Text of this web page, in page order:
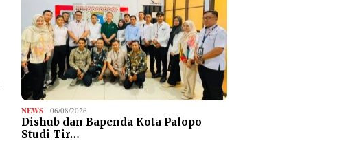
NEWS 06/08/2026
Dishub dan Bapenda Kota Palopo
Studi Tir…